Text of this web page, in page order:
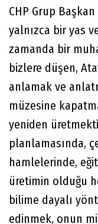
CHP Grup
yalnızca bir yas
zamanda bir
bizlere düşen,
anlamak ve
müzesine
yeniden
planlamasında,
hamlelerinde,
üretimin olduğu
bilime dayalı
edinmek, onun